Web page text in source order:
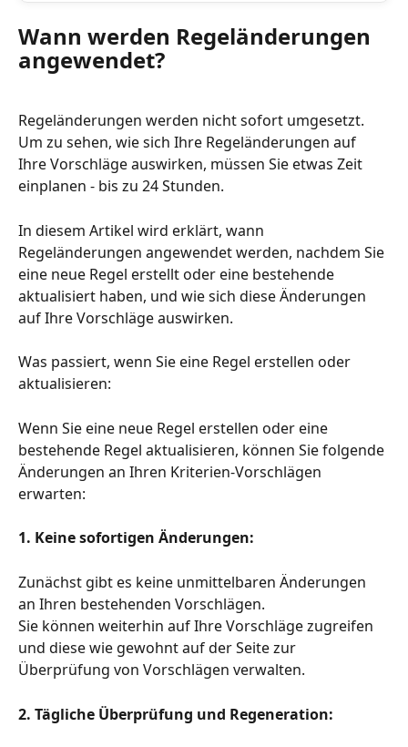
Wann werden Regeländerungen
angewendet?
Regeländerungen werden nicht sofort umgesetzt.
Um zu sehen, wie sich Ihre Regeländerungen auf
Ihre Vorschläge auswirken, müssen Sie etwas Zeit
einplanen - bis zu 24 Stunden.
In diesem Artikel wird erklärt, wann
Regeländerungen angewendet werden, nachdem Sie
eine neue Regel erstellt oder eine bestehende
aktualisiert haben, und wie sich diese Änderungen
auf Ihre Vorschläge auswirken.
Was passiert, wenn Sie eine Regel erstellen oder
aktualisieren:
Wenn Sie eine neue Regel erstellen oder eine
bestehende Regel aktualisieren, können Sie folgende
Änderungen an Ihren Kriterien-Vorschlägen
erwarten:
1. Keine sofortigen Änderungen:
Zunächst gibt es keine unmittelbaren Änderungen
an Ihren bestehenden Vorschlägen.
Sie können weiterhin auf Ihre Vorschläge zugreifen
und diese wie gewohnt auf der Seite zur
Überprüfung von Vorschlägen verwalten.
2. Tägliche Überprüfung und Regeneration: